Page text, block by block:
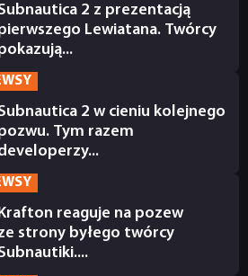
GRALIŚMY2 z prezentacją
Lewiatana. Twórcy
2 w cieniu kolejnego
Tym razem
reaguje na pozew
strony byłego twórcy